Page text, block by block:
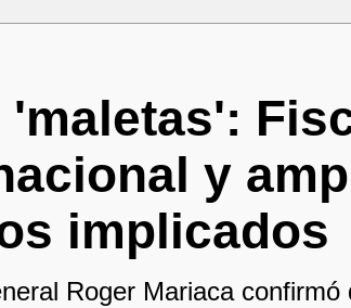
'maletas':
y
implicados
Roger Mariaca